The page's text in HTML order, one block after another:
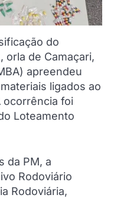
do
orla de Camaçari,
apreendeu
ligados ao
foi
Loteamento
da PM, a
Rodoviário
Rodoviária,